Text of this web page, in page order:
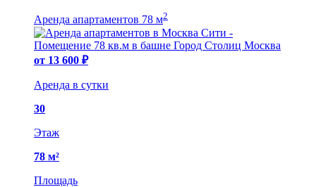
Аренда апартаментов 78 м2
от 13 600 ₽
Аренда в сутки
30
Этаж
78 м²
Площадь